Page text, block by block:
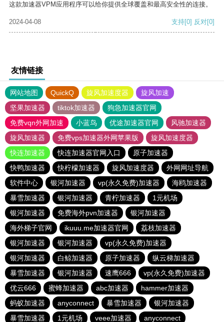
这款加速器VPM应用程序可以给你提供全球覆盖和最高安全性的连接。
2024-04-08 支持[0] 反对[0]
友情链接
网站地图 QuickQ 旋风加速度器
旋风加速
坚果加速器
tiktok加速器
狗急加速器官网
免费vqn外网加速
小蓝鸟 优途加速器官网
风驰加速器
旋风加速器
免费vps加速器外网苹果版
旋风加速度器
快连加速器
快连加速器官网入口
原子加速器
快鸭加速器
快柠檬加速器 旋风加速度器
外网网址导航
软件中心
银河加速器 vp(永久免费)加速器
海鸥加速器
暴雪加速器
银河加速器 青柠加速器
1元机场
银河加速器
免费海外pvn加速器
银河加速器
海外梯子官网
ikuuu.me加速器官网
荔枝加速器
银河加速器
银河加速器
vp(永久免费)加速器
银河加速器
白鲸加速器 原子加速器
纵云梯加速器
暴雪加速器
银河加速器 速鹰666
vp(永久免费)加速器
优云666
蜜蜂加速器 abc加速器
hammer加速器
蚂蚁加速器
anyconnect 暴雪加速器
银河加速器
暴雪加速器
1元机场 veee加速器 anyconnect